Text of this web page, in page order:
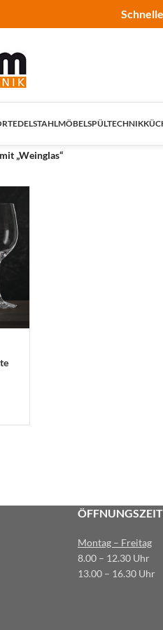
EDELSTAHLMÖBELSPÜLTECHNIK
„Weinglas“
Montag – Freitag
8.00 – 12.30 Uhr
13.00 – 16.30 Uhr